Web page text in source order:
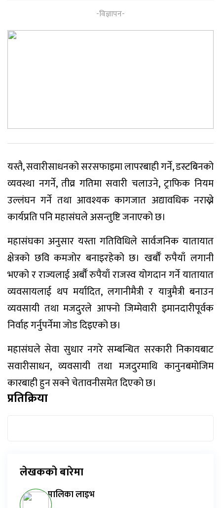
यस्तै, सवारीसाधनको सरसफाइमा लापरबाही गर्ने, डस्टबिनको
व्यवस्था नगर्ने, तीव्र गतिमा सवारी चलाउने, ट्राफिक नियम
उल्लंघन गर्ने तथा आवश्यक कागजात अद्यावधिक नराख्ने
कार्यप्रति पनि महासंघले असन्तुष्टि जनाएको छ।
महासंघका अनुसार यस्ता गतिविधिले सार्वजनिक यातायात
क्षेत्रको छवि कमजोर बनाइरहेको छ। खर्बौँ रुपैयाँ लगानी
भएको र राज्यलाई अर्बौँ रुपैयाँ राजस्व योगदान गर्ने यातायात
व्यवसायलाई थप मर्यादित, लगानीमैत्री र यात्रुमैत्री बनाउन
व्यवसायी तथा मजदुरले आफ्नो जिम्मेवारी इमानदारीपूर्वक
निर्वाह गर्नुपर्नेमा जोड दिइएको छ।
महासंघले सेवा सुधार नगरे सम्बन्धित सरकारी निकायबाट
सवारीसाधन, व्यवसायी तथा मजदुरमाथि कानुनबमोजिम
कारबाही हुन सक्ने चेतावनीसमेत दिएको छ।
प्रतिक्रिया
लेखकको बारेमा
पालिका लाइभ